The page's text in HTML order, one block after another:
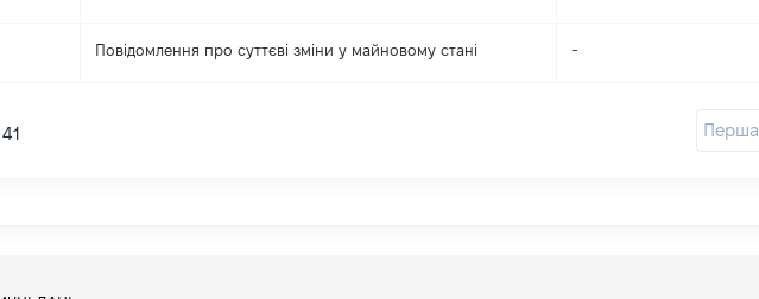
Повідомлення про суттєві зміни y майновому стані -
Перша